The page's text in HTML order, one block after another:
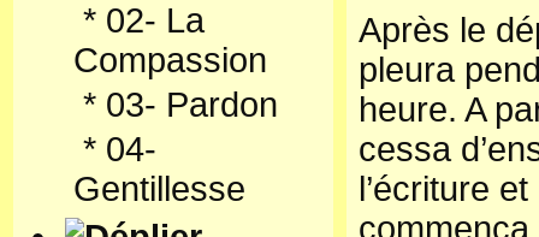
* 02- La
Compassion
* 03- Pardon
* 04-
Gentillesse
Après le
pleura
heure. A
cessa
l’écriture